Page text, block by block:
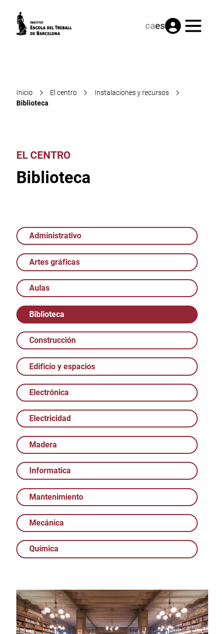
caes Menú
Inicio El centro
Instalaciones y recursos
Biblioteca
EL CENTRO
Biblioteca
Administrativo
Artes gráficas
Aulas
Biblioteca
Construcción
Edificio y espacios
Electrónica
Electricidad
Madera
Informatica
Mantenimiento
Mecánica
Química